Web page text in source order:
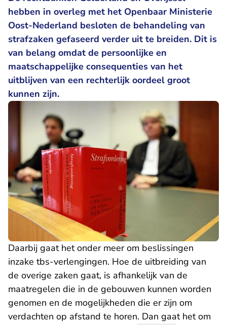
hebben in overleg met het Openbaar Ministerie
Oost-Nederland besloten de behandeling van
strafzaken gefaseerd verder uit te breiden. Dit is
van belang omdat de persoonlijke en
maatschappelijke consequenties van het
uitblijven van een rechterlijk oordeel groot
kunnen zijn.
Daarbij gaat het onder meer om beslissingen
inzake tbs-verlengingen. Hoe de uitbreiding van
de overige zaken gaat, is afhankelijk van de
maatregelen die in de gebouwen kunnen worden
genomen en de mogelijkheden die er zijn om
verdachten op afstand te horen. Dan gaat het om